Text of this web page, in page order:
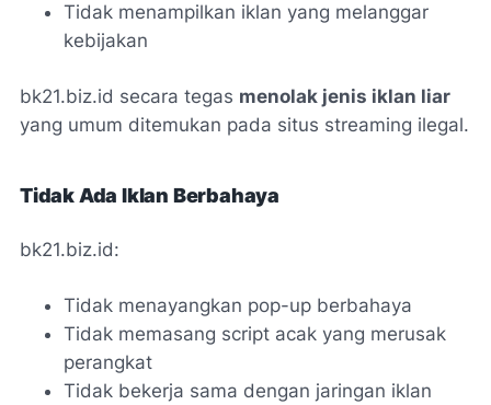
Tidak menampilkan iklan yang melanggar
kebijakan
bk21.biz.id secara tegas menolak jenis iklan liar
yang umum ditemukan pada situs streaming ilegal.
Tidak Ada Iklan Berbahaya
bk21.biz.id:
Tidak menayangkan pop-up berbahaya
Tidak memasang script acak yang merusak
perangkat
Tidak bekerja sama dengan jaringan iklan